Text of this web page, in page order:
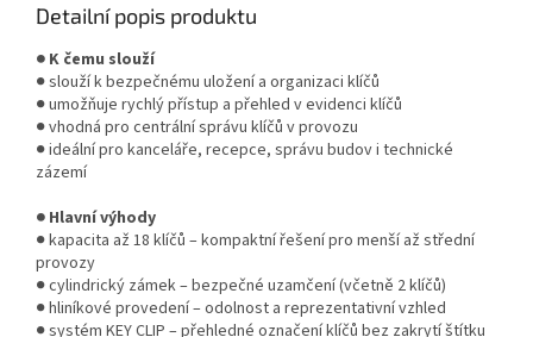
Detailní popis produktu
● K čemu slouží
● slouží k bezpečnému uložení a organizaci klíčů
● umožňuje rychlý přístup a přehled v evidenci klíčů
● vhodná pro centrální správu klíčů v provozu
● ideální pro kanceláře, recepce, správu budov i technické
zázemí
● Hlavní výhody
● kapacita až 18 klíčů – kompaktní řešení pro menší až střední
provozy
● cylindrický zámek – bezpečné uzamčení (včetně 2 klíčů)
● hliníkové provedení – odolnost a reprezentativní vzhled
● systém KEY CLIP – přehledné označení klíčů bez zakrytí štítku